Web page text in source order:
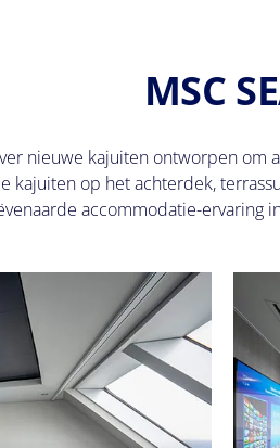
MSC
nieuwe kajuiten ontworpen
kajuiten op het achterdek,
accommodatie-ervaring